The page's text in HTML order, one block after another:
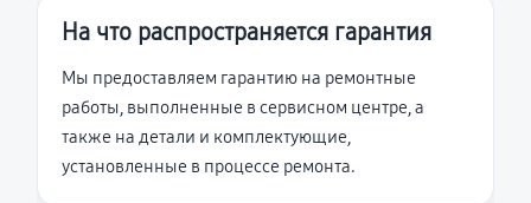
На что распространяется гарантия
Мы предоставляем гарантию на ремонтные
работы, выполненные в сервисном центре, а
также на детали и комплектующие,
установленные в процессе ремонта.